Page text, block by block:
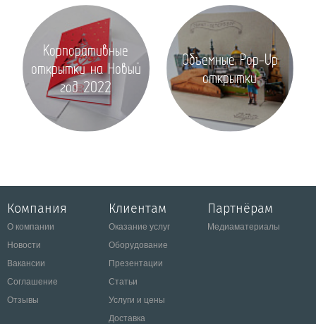
Корпоративные
открытки на Новый
год 2022
Объемные Pop-Up
открытки
Компания
О компании
Новости
Вакансии
Соглашение
Отзывы
Клиентам
Оказание услуг
Оборудование
Презентации
Статьи
Услуги и цены
Доставка
Партнёрам
Медиаматериалы